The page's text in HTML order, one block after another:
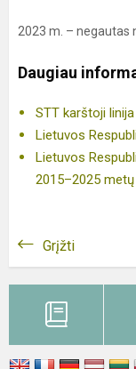
2023 m. – negautas
Daugiau
STT karštoji linija
Lietuvos
Lietuvos
2015–2025
Grįžti